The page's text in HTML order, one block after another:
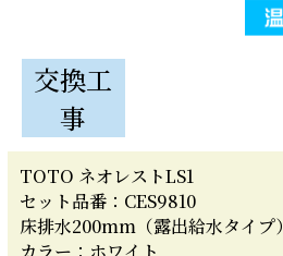
交換工
事
TOTO ネオレストLS1
セット品番：CES9810
床排水200mm（露出給水タイプ）